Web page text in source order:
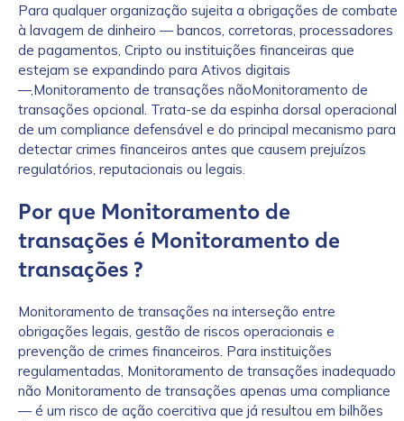
Para qualquer organização sujeita a obrigações de combate
à lavagem de dinheiro — bancos, corretoras, processadores
de pagamentos, Cripto ou instituições financeiras que
estejam se expandindo para Ativos digitais
—,Monitoramento de transações nãoMonitoramento de
transações opcional. Trata-se da espinha dorsal operacional
de um compliance defensável e do principal mecanismo para
detectar crimes financeiros antes que causem prejuízos
regulatórios, reputacionais ou legais.
Por que Monitoramento de
transações é Monitoramento de
transações ?
Monitoramento de transações na interseção entre
obrigações legais, gestão de riscos operacionais e
prevenção de crimes financeiros. Para instituições
regulamentadas, Monitoramento de transações inadequado
não Monitoramento de transações apenas uma compliance
— é um risco de ação coercitiva que já resultou em bilhões